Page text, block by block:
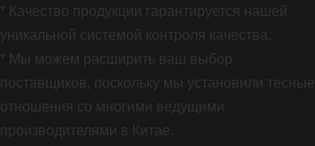
* Качество продукции гарантируется нашей
уникальной системой контроля качества.
* Мы можем расширить ваш выбор
поставщиков, поскольку мы установили тесные
отношения со многими ведущими
производителями в Китае.